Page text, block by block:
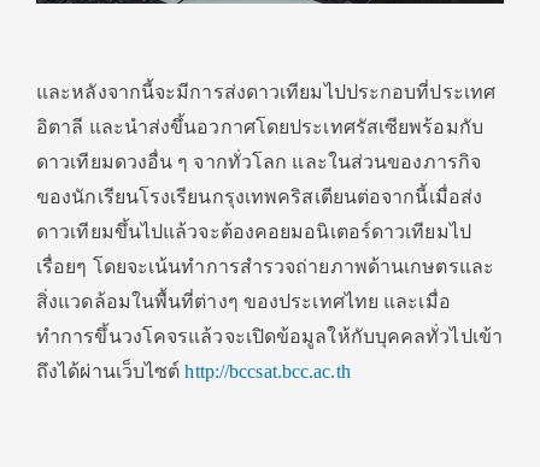
และหลังจากนี้จะมีการส่งดาวเทียมไปประกอบที่ประเทศ
อิตาลี และนำส่งขึ้นอวกาศโดยประเทศรัสเซียพร้อมกับ
ดาวเทียมดวงอื่น ๆ จากทั่วโลก และในส่วนของภารกิจ
ของนักเรียนโรงเรียนกรุงเทพคริสเตียนต่อจากนี้เมื่อส่ง
ดาวเทียมขึ้นไปแล้วจะต้องคอยมอนิเตอร์ดาวเทียมไป
เรื่อยๆ โดยจะเน้นทำการสำรวจถ่ายภาพด้านเกษตรและ
สิ่งแวดล้อมในพื้นที่ต่างๆ ของประเทศไทย และเมื่อ
ทำการขึ้นวงโคจรแล้วจะเปิดข้อมูลให้กับบุคคลทั่วไปเข้า
ถึงได้ผ่านเว็บไซต์http://bccsat.bcc.ac.th